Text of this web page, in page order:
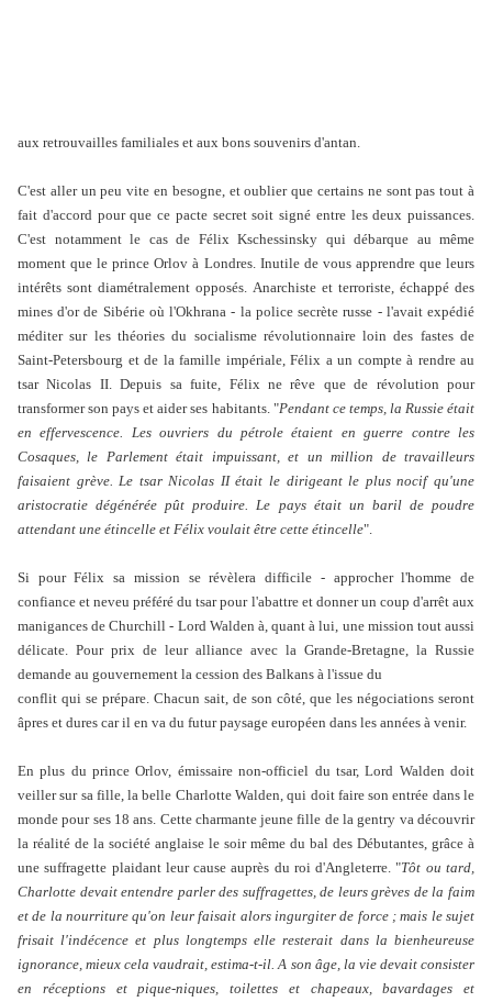
aux retrouvailles familiales et aux bons souvenirs d'antan.
C'est aller un peu vite en besogne, et oublier que certains ne sont pas tout à
fait d'accord pour que ce pacte secret soit signé entre les deux puissances.
C'est notamment le cas de Félix Kschessinsky qui débarque au même
moment que le prince Orlov à Londres. Inutile de vous apprendre que leurs
intérêts sont diamétralement opposés. Anarchiste et terroriste, échappé des
mines d'or de Sibérie où l'Okhrana - la police secrète russe - l'avait expédié
méditer sur les théories du socialisme révolutionnaire loin des fastes de
Saint-Petersbourg et de la famille impériale, Félix a un compte à rendre au
tsar Nicolas II. Depuis sa fuite, Félix ne rêve que de révolution pour
transformer son pays et aider ses habitants. "Pendant ce temps, la Russie était
en effervescence. Les ouvriers du pétrole étaient en guerre contre les
Cosaques, le Parlement était impuissant, et un million de travailleurs
faisaient grève. Le tsar Nicolas II était le dirigeant le plus nocif qu'une
aristocratie dégénérée pût produire. Le pays était un baril de poudre
attendant une étincelle et Félix voulait être cette étincelle".
Si pour Félix sa mission se révèlera difficile - approcher l'homme de
confiance et neveu préféré du tsar pour l'abattre et donner un coup d'arrêt aux
manigances de Churchill - Lord Walden à, quant à lui, une mission tout aussi
délicate. Pour prix de leur alliance avec la Grande-Bretagne, la Russie
demande au gouvernement la cession des Balkans à l'issue du
conflit qui se prépare. Chacun sait, de son côté, que les négociations seront
âpres et dures car il en va du futur paysage européen dans les années à venir.
En plus du prince Orlov, émissaire non-officiel du tsar, Lord Walden doit
veiller sur sa fille, la belle Charlotte Walden, qui doit faire son entrée dans le
monde pour ses 18 ans. Cette charmante jeune fille de la gentry va découvrir
la réalité de la société anglaise le soir même du bal des Débutantes, grâce à
une suffragette plaidant leur cause auprès du roi d'Angleterre. "Tôt ou tard,
Charlotte devait entendre parler des suffragettes, de leurs grèves de la faim
et de la nourriture qu'on leur faisait alors ingurgiter de force ; mais le sujet
frisait l'indécence et plus longtemps elle resterait dans la bienheureuse
ignorance, mieux cela vaudrait, estima-t-il. A son âge, la vie devait consister
en réceptions et pique-niques, toilettes et chapeaux, bavardages et